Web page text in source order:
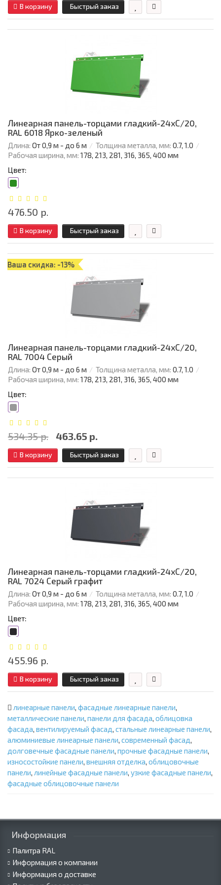
В корзину Быстрый заказ
Линеарная панель-торцами гладкий-24хС/20,
RAL 6018 Ярко-зеленый
Длина: От 0,9 м - до 6 м Толщина металла, мм: 0.7, 1.0
Рабочая ширина, мм: 178, 213, 281, 316, 365, 400 мм
Цвет:
476.50 р.
В корзину Быстрый заказ
Ваша скидка: -13%
Линеарная панель-торцами гладкий-24хС/20,
RAL 7004 Серый
Длина: От 0,9 м - до 6 м Толщина металла, мм: 0.7, 1.0
Рабочая ширина, мм: 178, 213, 281, 316, 365, 400 мм
Цвет:
534.35 р. 463.65 р.
В корзину Быстрый заказ
Линеарная панель-торцами гладкий-24хС/20,
RAL 7024 Серый графит
Длина: От 0,9 м - до 6 м Толщина металла, мм: 0.7, 1.0
Рабочая ширина, мм: 178, 213, 281, 316, 365, 400 мм
Цвет:
455.96 р.
В корзину Быстрый заказ
линеарные панели, фасадные линеарные панели,
металлические панели, панели для фасада, облицовка
фасада, вентилируемый фасад, стальные линеарные панели,
алюминиевые линеарные панели, современный фасад,
долговечные фасадные панели, прочные фасадные панели,
износостойкие панели, внешняя отделка, облицовочные
панели, линейные фасадные панели, узкие фасадные панели,
фасадные облицовочные панели
Информация
Палитра RAL
Информация о компании
Информация о доставке